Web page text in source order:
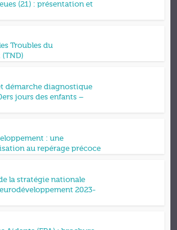
(21) : présentation et
Troubles du
démarche diagnostique
jours des enfants –
: une
au repérage précoce
la stratégie nationale
2023-